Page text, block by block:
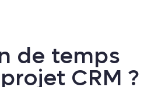
de temps
CRM ?